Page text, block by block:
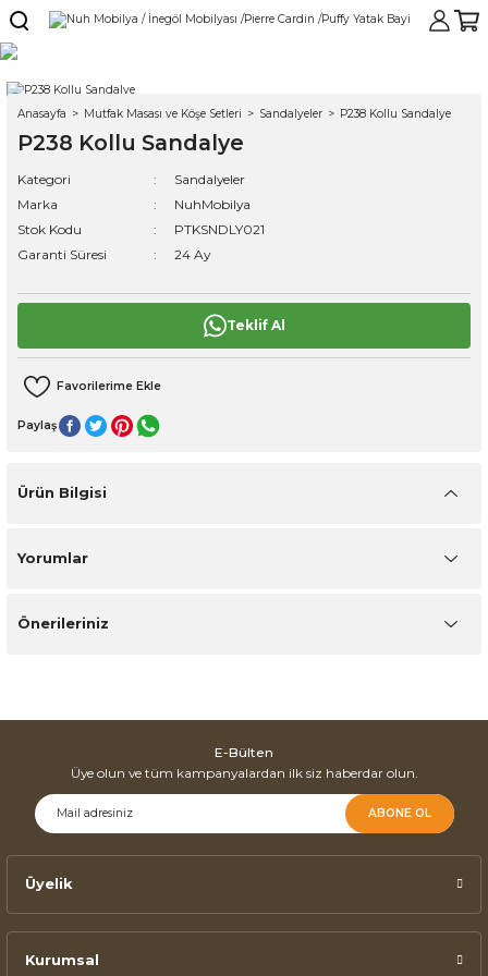
Anasayfa Mutfak Masası ve Köşe Setleri Sandalyeler P238 Kollu Sandalye
P238 Kollu Sandalye
Kategori
Sandalyeler
Marka
NuhMobilya
Stok Kodu
PTKSNDLY021
Garanti Süresi
24 Ay
Teklif Al
Paylaş
Ürün Bilgisi
Yorumlar
Önerileriniz
E-Bülten
Üye olun ve tüm kampanyalardan ilk siz haberdar olun.
ABONE OL
Üyelik
Kurumsal